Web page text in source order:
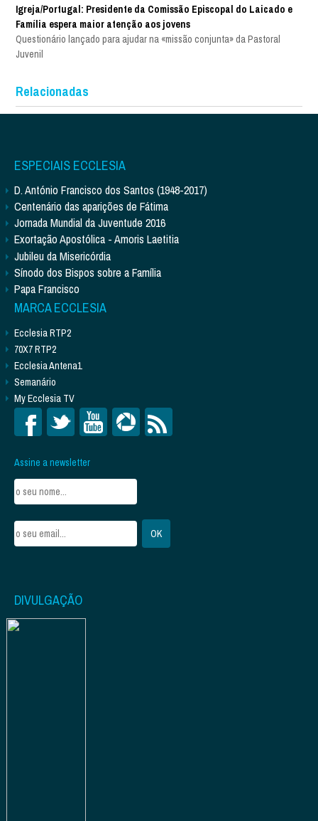
Igreja/Portugal: Presidente da Comissão Episcopal do Laicado e
Família espera maior atenção aos jovens
Questionário lançado para ajudar na «missão conjunta» da Pastoral
Juvenil
Relacionadas
ESPECIAIS ECCLESIA
D. António Francisco dos Santos (1948-2017)
Centenário das aparições de Fátima
Jornada Mundial da Juventude 2016
Exortação Apostólica - Amoris Laetitia
Jubileu da Misericórdia
Sínodo dos Bispos sobre a Família
Papa Francisco
MARCA ECCLESIA
Ecclesia RTP2
70X7 RTP2
Ecclesia Antena1
Semanário
My Ecclesia TV
Assine a newsletter
DIVULGAÇÃO